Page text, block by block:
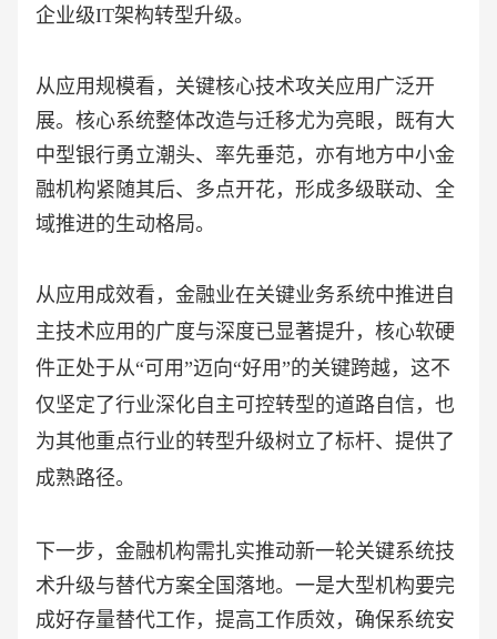
企业级IT架构转型升级。
从应用规模看，关键核心技术攻关应用广泛开
展。核心系统整体改造与迁移尤为亮眼，既有大
中型银行勇立潮头、率先垂范，亦有地方中小金
融机构紧随其后、多点开花，形成多级联动、全
域推进的生动格局。
从应用成效看，金融业在关键业务系统中推进自
主技术应用的广度与深度已显著提升，核心软硬
件正处于从“可用”迈向“好用”的关键跨越，这不
仅坚定了行业深化自主可控转型的道路自信，也
为其他重点行业的转型升级树立了标杆、提供了
成熟路径。
下一步，金融机构需扎实推动新一轮关键系统技
术升级与替代方案全国落地。一是大型机构要完
成好存量替代工作，提高工作质效，确保系统安